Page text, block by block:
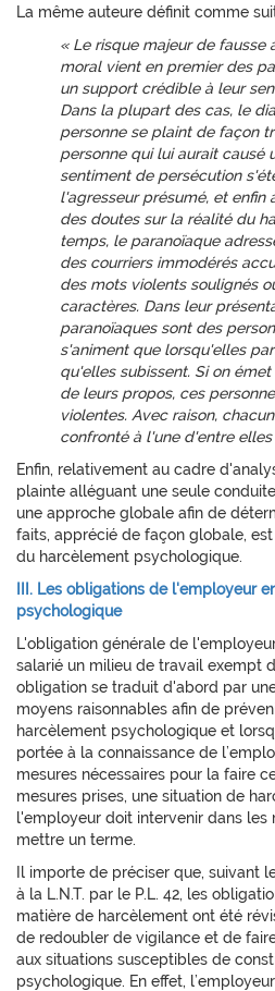
La même auteure définit comme
« Le risque majeur de
moral vient en premier des
un support crédible à leur
Dans la plupart des cas, le
personne se plaint de façon
personne qui lui aurait causé
sentiment de persécution
l'agresseur présumé, et enfin
des doutes sur la réalité du
temps, le paranoïaque
des courriers immodérés
des mots violents soulignés
caractères. Dans leur
paranoïaques sont des
s'animent que lorsqu'elles
qu'elles subissent. Si on
de leurs propos, ces
violentes. Avec raison,
confronté à l'une d'entre elles
Enfin, relativement au cadre
plainte alléguant une seule
une approche globale afin de
faits, apprécié de façon globale,
du harcèlement psychologique.
III. Les obligations de l'employeur
psychologique
L'obligation générale de
salarié un milieu de travail exempt
obligation se traduit d'abord par
moyens raisonnables afin de
harcèlement psychologique et
portée à la connaissance de
mesures nécessaires pour la faire
mesures prises, une situation de
l'employeur doit intervenir dans les
mettre un terme.
Il importe de préciser que, suivant
à la L.N.T. par le P.L. 42, les
matière de harcèlement ont été
de redoubler de vigilance et de
aux situations susceptibles de
psychologique. En effet,